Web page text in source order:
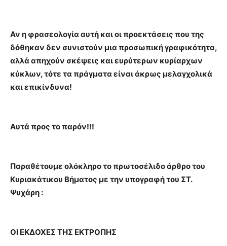
Αν η φρασεολογία αυτή και οι προεκτάσεις που της
δόθηκαν δεν συνιστούν μια προσωπική γραφικότητα,
αλλά απηχούν σκέψεις και ευρύτερων κυρίαρχων
κύκλων, τότε τα πράγματα είναι άκρως μελαγχολικά
και επικίνδυνα!
Αυτά προς το παρόν!!!
Παραθέτoυμε ολόκληρο το πρωτοσέλιδο άρθρο του
Κυριακάτικου Βήματος με την υπογραφή του ΣΤ.
Ψυχάρη :
ΟΙ ΕΚΔΟΧΕΣ ΤΗΣ ΕΚΤΡΟΠΗΣ